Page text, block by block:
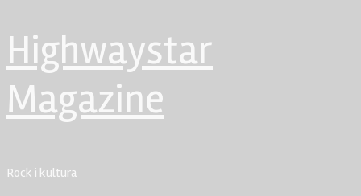
Highwaystar
Magazine
Rock i kultura